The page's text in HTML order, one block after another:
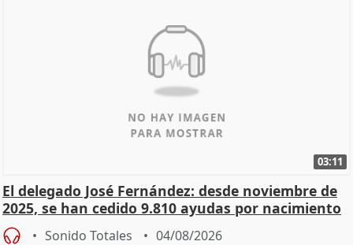
03:11
El delegado José Fernández: desde noviembre de
2025, se han cedido 9.810 ayudas por nacimiento
Sonido Totales 04/08/2026